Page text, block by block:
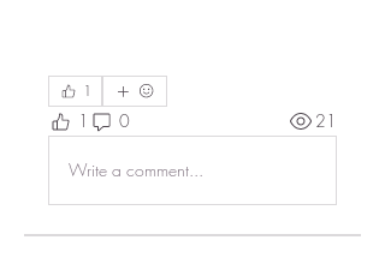
1
1 0 21
Write a comment...